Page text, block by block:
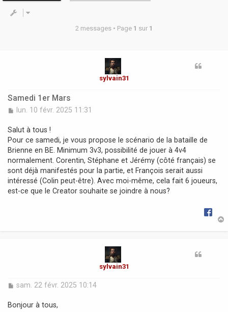
2 messages • Page 1 sur 1
sylvain31
Samedi 1er Mars
M
s
a
g
e
lun. 10 févr. 2025 11:31
Salut à tous !
Pour ce samedi, je vous propose le scénario de la bataille de
Brienne en BE. Minimum 3v3, possibilité de jouer à 4v4
normalement. Corentin, Stéphane et Jérémy (côté français) se
sont déjà manifestés pour la partie, et François serait aussi
intéressé (Colin peut-être). Avec moi-même, cela fait 6 joueurs,
est-ce que le Creator souhaite se joindre à nous?
sylvain31
M
s
sam. 22 févr. 2025 10:14
Bonjour à tous,